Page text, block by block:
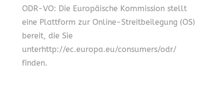
ODR-VO: Die Europäische Kommission stellt
eine Plattform zur Online-Streitbeilegung (OS)
bereit, die Sie
unterhttp://ec.europa.eu/consumers/odr/
finden.